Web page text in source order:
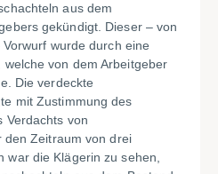
aus dem
gekündigt. Dieser – von
wurde durch eine
von dem Arbeitgeber
Die verdeckte
mit Zustimmung des
Verdachts von
den Zeitraum von drei
war die Klägerin zu sehen,